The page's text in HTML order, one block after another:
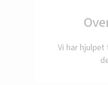
Vi har